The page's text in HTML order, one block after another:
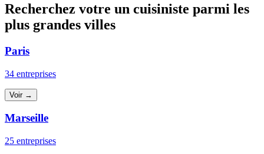
Recherchez votre un cuisiniste parmi les
plus grandes villes
Paris
34 entreprises
Voir →
Marseille
25 entreprises